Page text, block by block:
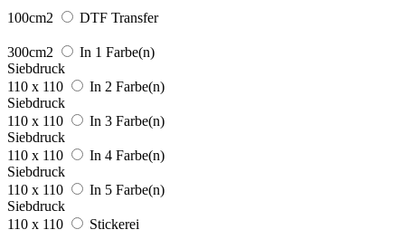
100cm2 DTF Transfer
300cm2
In 1 Farbe(n)
Siebdruck
110 x 110
In 2 Farbe(n)
Siebdruck
110 x 110
In 3 Farbe(n)
Siebdruck
110 x 110
In 4 Farbe(n)
Siebdruck
110 x 110
In 5 Farbe(n)
Siebdruck
110 x 110
Stickerei